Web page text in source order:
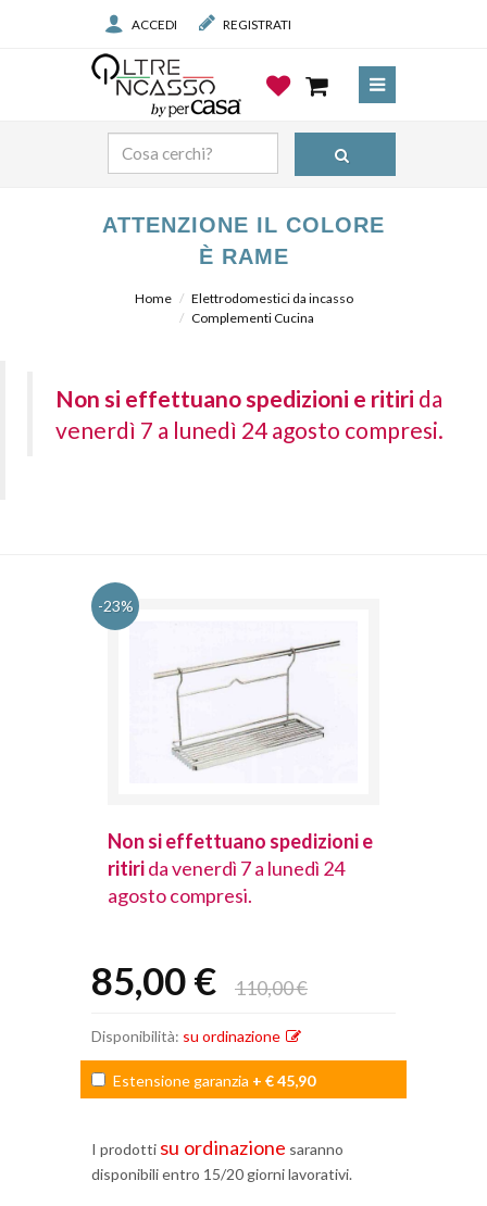
ACCEDI REGISTRATI
ATTENZIONE IL COLORE
È RAME
Home
Elettrodomestici da incasso
Complementi Cucina
Non si effettuano spedizioni e ritiri da
venerdì 7 a lunedì 24 agosto compresi.
-23%
Non si effettuano spedizioni e
ritirida venerdì 7 a lunedì 24
agosto compresi.
85,00 € 110,00 €
Disponibilità: su ordinazione
Estensione garanzia + € 45,90
I prodotti su ordinazione saranno
disponibili entro 15/20 giorni lavorativi.